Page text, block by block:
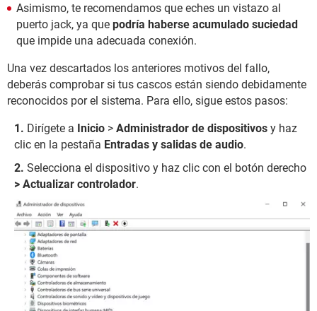
Asimismo, te recomendamos que eches un vistazo al
puerto jack, ya que podría haberse acumulado suciedad
que impide una adecuada conexión.
Una vez descartados los anteriores motivos del fallo,
deberás comprobar si tus cascos están siendo debidamente
reconocidos por el sistema. Para ello, sigue estos pasos:
Dirígete a Inicio > Administrador de dispositivos y haz
clic en la pestaña Entradas y salidas de audio.
Selecciona el dispositivo y haz clic con el botón derecho
> Actualizar controlador.